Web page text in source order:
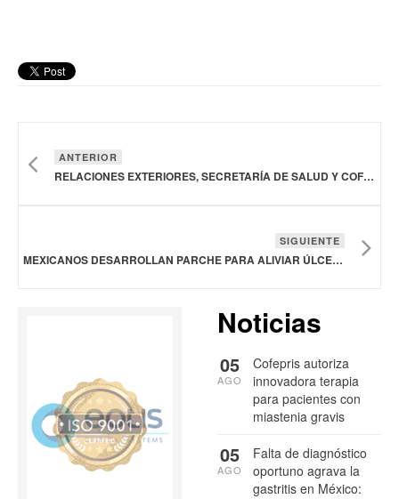
ANTERIOR
RELACIONES EXTERIORES, SECRETARÍA DE SALUD Y COFEPRIS REALIZAN SEMINARIO SALUD Y ACCESO A MEDICAMENTOS-EU GLOBAL GATEWAY
SIGUIENTE
MEXICANOS DESARROLLAN PARCHE PARA ALIVIAR ÚLCERAS CAUSADAS POR DIABETES
Noticias
Cofepris autoriza
innovadora terapia
para pacientes con
miastenia gravis
05
AGO
Falta de diagnóstico
oportuno agrava la
gastritis en México:
05
AGO